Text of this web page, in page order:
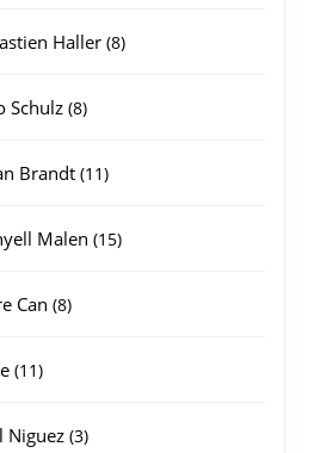
Haller 88
Schulz 88
Brandt 1111
Malen 1515
Can 88
1111
Niguez 33